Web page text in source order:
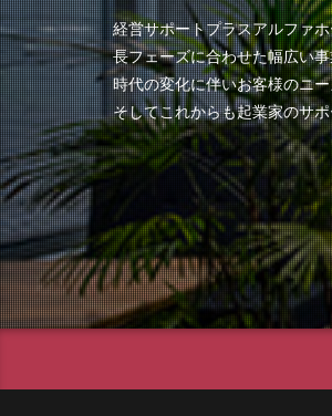
経営サポートプラスアルファ
長フェーズに合わせた幅広い
時代の変化に伴いお客様のニ
そしてこれからも起業家のサ